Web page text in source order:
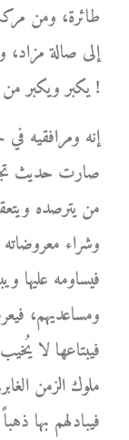
طائرة، ومن
إلى صالة مزاد،
يكبر ويكبر من حوله مبرداً بشعاعاته اللطيفة لهيب أوجاعه !
إنه ومرافقيه في
صارت حديث
من يترصده
وشراء
فيساومه عليها
ومساعديهم،
فيبتاعها لا
ملوك الزمن
فيبادلهم بها